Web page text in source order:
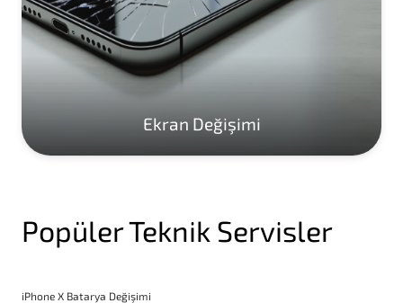
Ekran Değişimi
Popüler Teknik Servisler
iPhone X Batarya Değişimi